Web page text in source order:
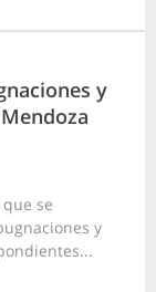
y
se
y